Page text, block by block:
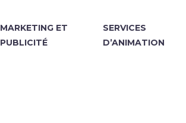
MARKETING ET
PUBLICITÉ
SERVICES
D’ANIMATION